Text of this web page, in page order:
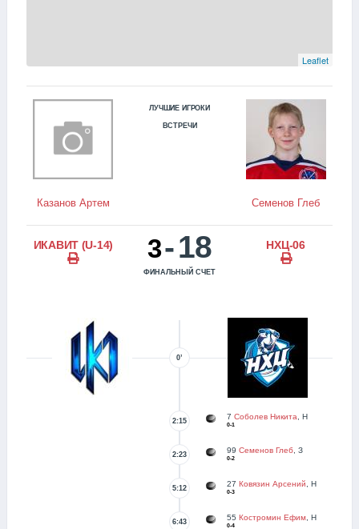
Leaflet
Казанов Артем
ЛУЧШИЕ ИГРОКИ
ВСТРЕЧИ
Семенов Глеб
ИКАВИТ (U-14) 3-18
ФИНАЛЬНЫЙ СЧЕТ
НХЦ-06
0’
7 Соболев Никита , Н
0-1
2:15
99 Семенов Глеб , З
0-2
2:23
27 Ковязин Арсений , Н
0-3
5:12
55 Костромин Ефим , Н
0-4
6:43